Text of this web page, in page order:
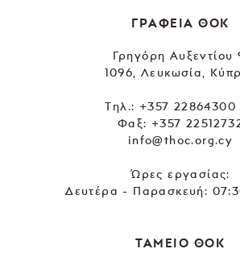
ΓΡΑΦΕΙΑ ΘΟΚ
Γρηγόρη Αυξεντίου
1096, Λευκωσία,
Tηλ.: +357 22864300
Φαξ: +357
info@thoc.org.cy
Ώρες εργασίας:
Δευτέρα - Παρασκευή:
ΤΑΜΕΙΟ ΘΟΚ